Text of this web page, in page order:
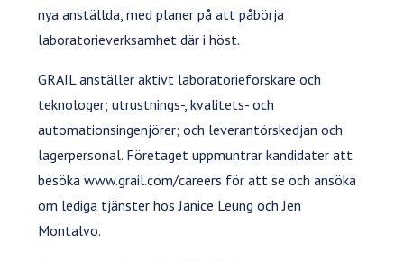
nya anställda, med planer på att påbörja
laboratorieverksamhet där i höst.
GRAIL anställer aktivt laboratorieforskare och
teknologer; utrustnings-, kvalitets- och
automationsingenjörer; och leverantörskedjan och
lagerpersonal. Företaget uppmuntrar kandidater att
besöka www.grail.com/careers för att se och ansöka
om lediga tjänster hos Janice Leung och Jen
Montalvo.